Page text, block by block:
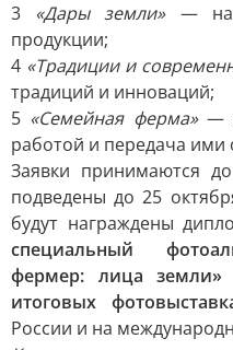
3 «Дары земли»—
продукции;
4 «Традиции и
традиций и инноваций;
5 «Семейная ферма»—
работой и передача ими
Заявки принимаются
подведены до 25
будут награждены
специальный
фермер: лица земли»
итоговых
России и на